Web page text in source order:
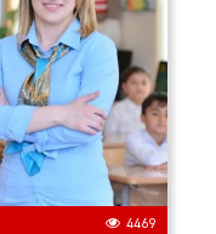
4469